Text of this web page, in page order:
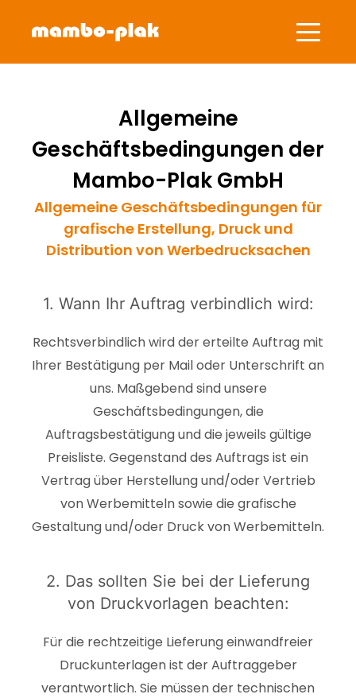
Allgemeine
Geschäftsbedingungen der
Mambo-Plak GmbH
Allgemeine Geschäftsbedingungen für
grafische Erstellung, Druck und
Distribution von Werbedrucksachen
1. Wann Ihr Auftrag verbindlich wird:
Rechtsverbindlich wird der erteilte Auftrag mit
Ihrer Bestätigung per Mail oder Unterschrift an
uns. Maßgebend sind unsere
Geschäftsbedingungen, die
Auftragsbestätigung und die jeweils gültige
Preisliste. Gegenstand des Auftrags ist ein
Vertrag über Herstellung und/oder Vertrieb
von Werbemitteln sowie die grafische
Gestaltung und/oder Druck von Werbemitteln.
2. Das sollten Sie bei der Lieferung
von Druckvorlagen beachten:
Für die rechtzeitige Lieferung einwandfreier
Druckunterlagen ist der Auftraggeber
verantwortlich. Sie müssen der technischen